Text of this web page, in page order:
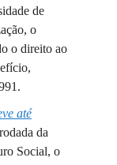
de
o
o direito ao
até
da
Social, o